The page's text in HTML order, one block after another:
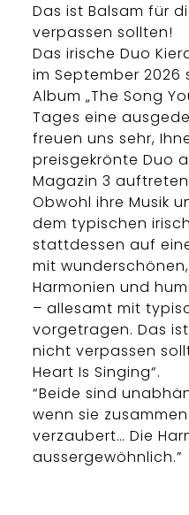
Das ist Balsam für
verpassen sollten!
Das irische Duo
im September
Album „The Song
Tages eine
freuen uns sehr,
preisgekrönte Duo
Magazin 3
Obwohl ihre Musik
dem typischen
stattdessen auf
mit
Harmonien und
– allesamt mit
vorgetragen. Das
nicht verpassen
Heart Is Singing“.
“Beide sind
wenn sie
verzaubert… Die
aussergewöhnlich.”